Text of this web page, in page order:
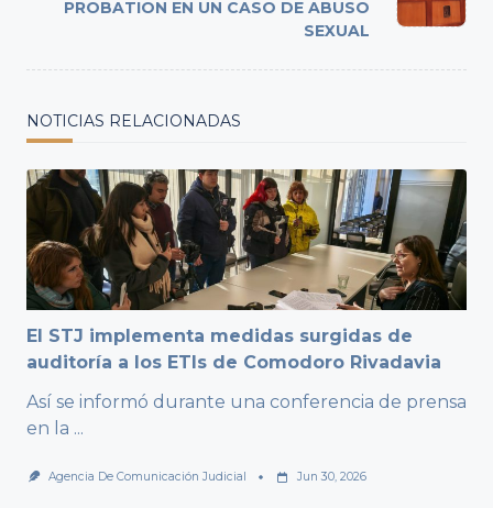
PROBATION EN UN CASO DE ABUSO
SEXUAL
NOTICIAS RELACIONADAS
El STJ implementa medidas surgidas de
auditoría a los ETIs de Comodoro Rivadavia
Así se informó durante una conferencia de prensa
en la ...
Agencia De Comunicación Judicial Jun 30, 2026